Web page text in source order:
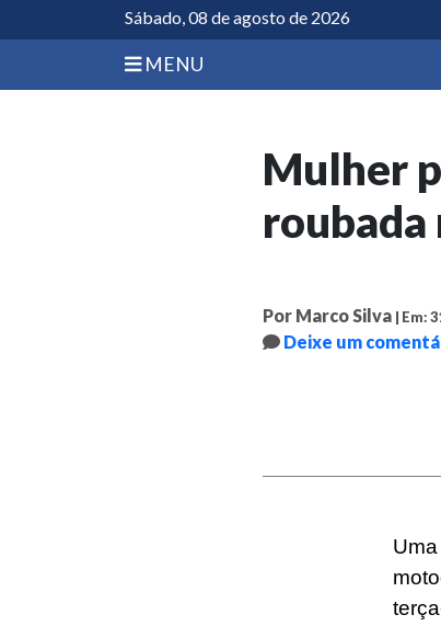
Sábado, 08 de agosto de 2026
MENU
Mulher
roubada
Por Marco Silva | Em:
Deixe um